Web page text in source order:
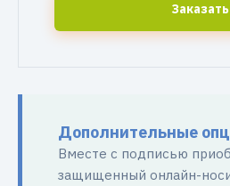
Заказать
Дополнительные
Вместе с подписью
защищенный онлайн-